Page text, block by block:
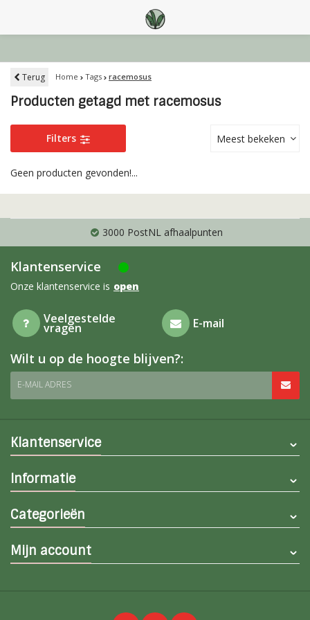
Terug Home Tags racemosus
Producten getagd met racemosus
Filters Meest bekeken
Geen producten gevonden!...
3000 PostNL afhaalpunten
Klantenservice
Onze klantenservice is open
Veelgestelde
vragen E-mail
Wilt u op de hoogte blijven?:
E-MAIL ADRES
Klantenservice
Informatie
Categorieën
Mijn account